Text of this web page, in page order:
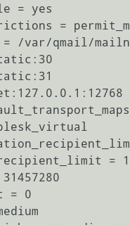
= yes
=
/var/qmail/
= 1
= 0